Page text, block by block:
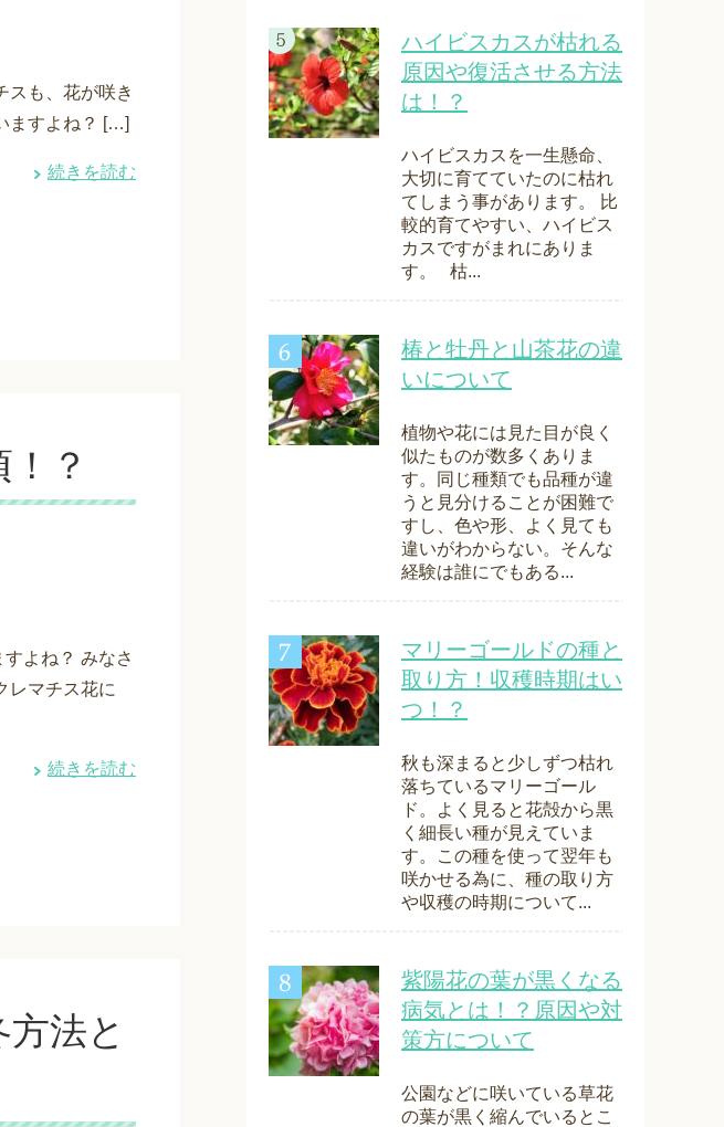
スも、花が咲き
ますよね？ […]
続きを読む
？
よね？ みなさ
レマチス花に
続きを読む
法と
ハイビスカスが枯れる
原因や復活させる方法
は！？
ハイビスカスを一生懸命、
大切に育てていたのに枯れ
てしまう事があります。 比
較的育てやすい、ハイビス
カスですがまれにありま
す。 枯...
椿と牡丹と山茶花の違
いについて
植物や花には見た目が良く
似たものが数多くありま
す。同じ種類でも品種が違
うと見分けることが困難で
すし、色や形、よく見ても
違いがわからない。そんな
経験は誰にでもある...
マリーゴールドの種と
取り方！収穫時期はい
つ！？
秋も深まると少しずつ枯れ
落ちているマリーゴール
ド。よく見ると花殻から黒
く細長い種が見えていま
す。この種を使って翌年も
咲かせる為に、種の取り方
や収穫の時期について...
紫陽花の葉が黒くなる
病気とは！？原因や対
策方について
公園などに咲いている草花
の葉が黒く縮んでいるとこ